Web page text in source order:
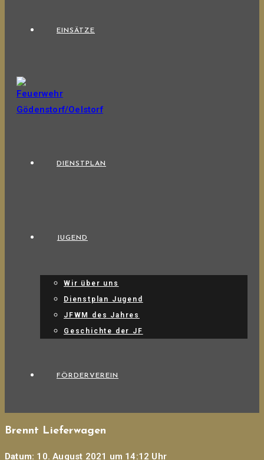
EINSÄTZE
DIENSTPLAN
JUGEND
Wir über uns
Dienstplan Jugend
JFWM des Jahres
Geschichte der JF
FÖRDERVEREIN
Brennt Lieferwagen
Datum: 10. August 2021 um 14:12 Uhr